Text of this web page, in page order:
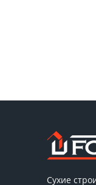
Сухие